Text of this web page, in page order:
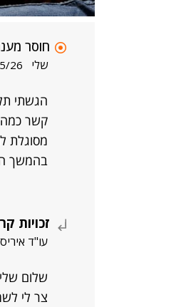
חוסר
שלי 26
הגשתי
קשר כמה
מסוגלת
בהמשך
זכויות
עו"ד
שלום שלי
צר לי